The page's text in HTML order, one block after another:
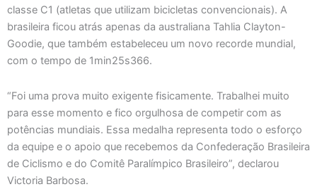
classe C1 (atletas que utilizam bicicletas convencionais). A
brasileira ficou atrás apenas da australiana Tahlia Clayton-
Goodie, que também estabeleceu um novo recorde mundial,
com o tempo de 1min25s366.
“Foi uma prova muito exigente fisicamente. Trabalhei muito
para esse momento e fico orgulhosa de competir com as
potências mundiais. Essa medalha representa todo o esforço
da equipe e o apoio que recebemos da Confederação Brasileira
de Ciclismo e do Comitê Paralímpico Brasileiro”, declarou
Victoria Barbosa.